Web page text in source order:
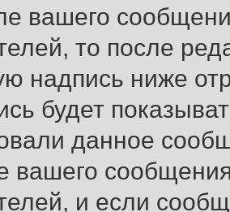
вашего
то после
надпись ниже
будет
данное
вашего
и если